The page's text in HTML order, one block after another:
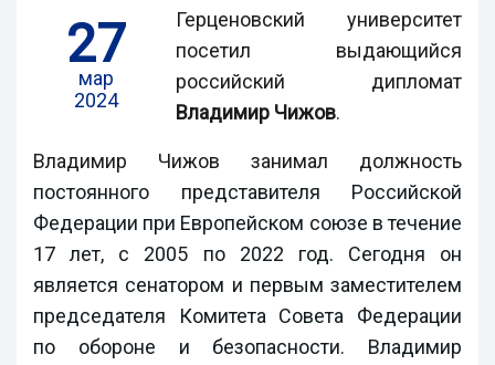
27
мар
2024
Герценовский университет
посетил выдающийся
российский дипломат
Владимир Чижов.
Владимир Чижов занимал должность
постоянного представителя Российской
Федерации при Европейском союзе в течение
17 лет, с 2005 по 2022 год. Сегодня он
является сенатором и первым заместителем
председателя Комитета Совета Федерации
по обороне и безопасности. Владимир